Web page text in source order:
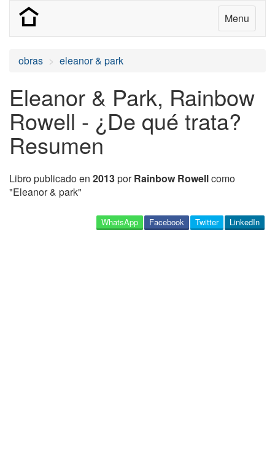
Menu
obras eleanor & park
Eleanor & Park, Rainbow
Rowell - ¿De qué trata?
Resumen
Libro publicado en 2013porRainbow Rowellcomo
"Eleanor & park"
LinkedIn
Twitter
Facebook
WhatsApp